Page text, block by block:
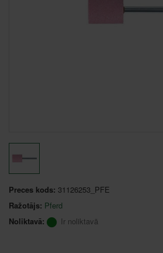
Preces kods: 31126253_PFE
Ražotājs: Pferd
Noliktavā:
Ir noliktavā